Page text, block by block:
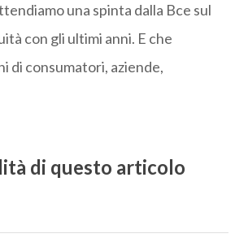
una spinta dalla Bce sul
con gli ultimi anni. E che
di consumatori, aziende,
di questo articolo